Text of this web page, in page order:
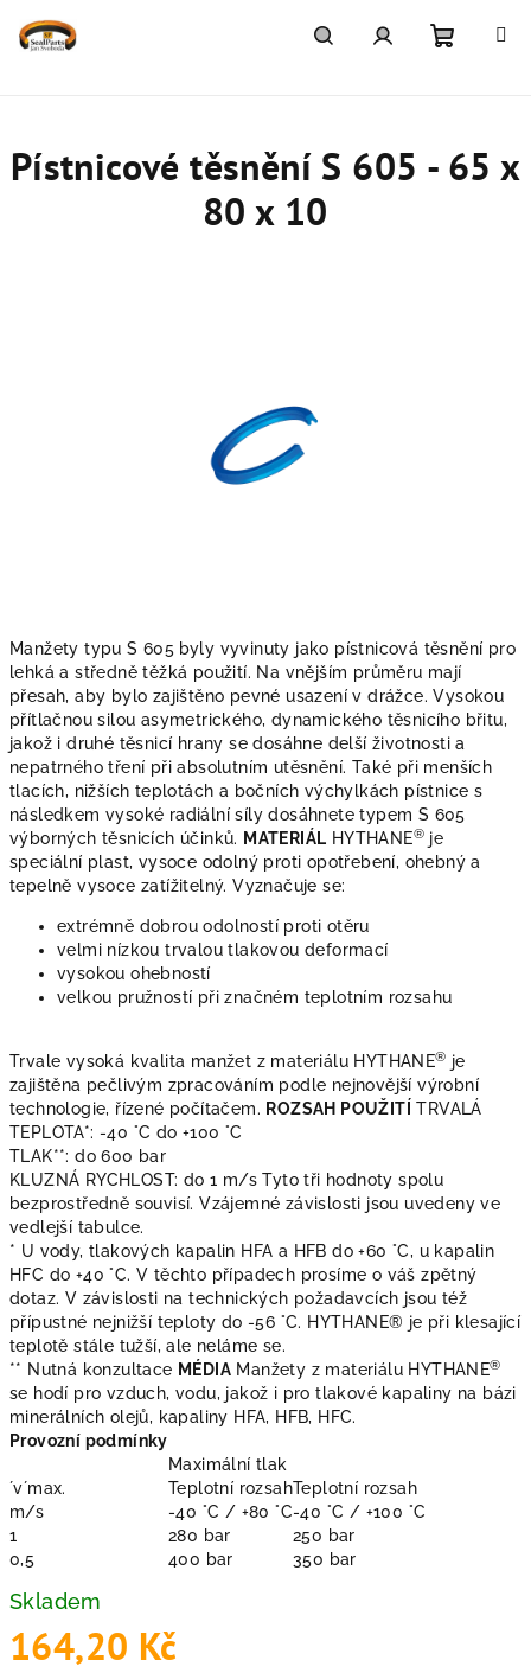
Manžety typu S 605 byly vyvinuty jako pístnicová těsnění pro
lehká a středně těžká použití. Na vnějším průměru mají
přesah, aby bylo zajištěno pevné usazení v drážce. Vysokou
přítlačnou silou asymetrického, dynamického těsnicího břitu,
jakož i druhé těsnicí hrany se dosáhne delší životnosti a
nepatrného tření při absolutním utěsnění. Také při menších
tlacích, nižších teplotách a bočních výchylkách pístnice s
následkem vysoké radiální síly dosáhnete typem S 605
výborných těsnicích účinků. MATERIÁL HYTHANE® je
speciální plast, vysoce odolný proti opotřebení, ohebný a
tepelně vysoce zatížitelný. Vyznačuje se:
extrémně dobrou odolností proti otěru
velmi nízkou trvalou tlakovou deformací
vysokou ohebností
velkou pružností při značném teplotním rozsahu
Trvale vysoká kvalita manžet z materiálu HYTHANE® je
zajištěna pečlivým zpracováním podle nejnovější výrobní
technologie, řízené počítačem. ROZSAH POUŽITÍ TRVALÁ
TEPLOTA*: -40 °C do +100 °C
TLAK**: do 600 bar
KLUZNÁ RYCHLOST: do 1 m/s Tyto tři hodnoty spolu
bezprostředně souvisí. Vzájemné závislosti jsou uvedeny ve
vedlejší tabulce.
* U vody, tlakových kapalin HFA a HFB do +60 °C, u kapalin
HFC do +40 °C. V těchto případech prosíme o váš zpětný
dotaz. V závislosti na technických požadavcích jsou též
přípustné nejnižší teploty do -56 °C. HYTHANE® je při klesající
teplotě stále tužší, ale neláme se.
** Nutná konzultace MÉDIA Manžety z materiálu HYTHANE®
se hodí pro vzduch, vodu, jakož i pro tlakové kapaliny na bázi
minerálních olejů, kapaliny HFA, HFB, HFC.
Provozní podmínky
Maximální tlak
´v´max.
Teplotní rozsahTeplotní rozsah
m/s
-40 °C / +80 °C-40 °C / +100 °C
1
280 bar
250 bar
0,5
400 bar 350 bar
Skladem
164,20 Kč
Pístnicové těsnění S 605 - 65 x
80 x 10